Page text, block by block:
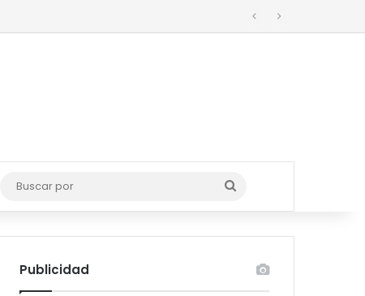
Buscar
por
Publicidad